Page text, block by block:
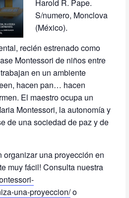
Harold R. Pape.
S/numero, Monclova
(México).
recién estrenado como
Montessori de niños entre
en un ambiente
hacen pan… hacen
El maestro ocupa un
Montessori, la autonomía y
de una sociedad de paz y de
organizar una proyección en
muy fácil! Consulta nuestra
una-proyeccion/o